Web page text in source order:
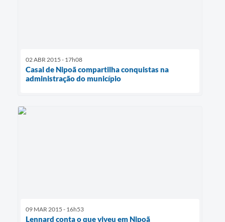
02 ABR 2015 - 17h08
Casal de Nipoã compartilha conquistas na
administração do município
09 MAR 2015 - 16h53
Lennard conta o que viveu em Nipoã